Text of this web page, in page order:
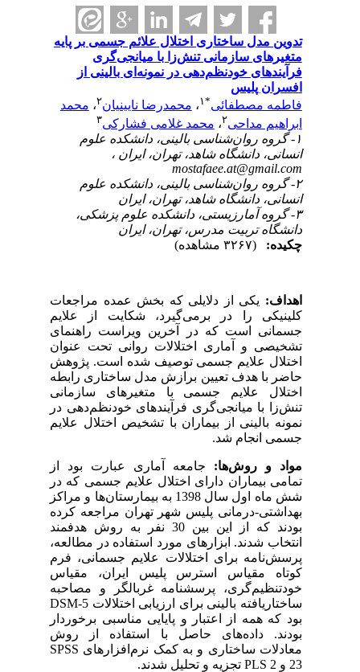
تدوین مدل ساختاری اختلال علائم جسمی بر پایه
متغیرهای سازمانی تنش‌زا با میانجی‌گری
فرآیندهای خودنظم‌دهی در نمونه‌ای بالینی از
افسران پلیس
فاطمه مصطفائی
۱،محمدرضا نایینیان ۲،محمد
ابراهیم مداحی ،محمد غلامی فشارکی
۱- گروه روان‌شناسی بالینی، دانشکده علوم
انسانی، دانشگاه شاهد، تهران، ایران ،
mostafaee.at@gmail.com
۲- گروه روان‌شناسی بالینی، دانشکده علوم
انسانی، دانشگاه شاهد، تهران، ایران
۳- گروه آمارزیستی، دانشکده علوم پزشکی،
دانشگاه تربیت مدرس، تهران، ایران
چکیده:
اهداف:یکی از دلایلی که بخش عمده مراجعات
کلینیکی را در برمی‌گیرد، شکایت از علایم
جسمانی است که در آخرین ویراست راهنمای
تشخیصی و آماری اختلالات روانی تحت عنوان
اختلال علایم جسمی توصیف شده است. پژوهش
حاضر با هدف تعیین برازش مدل ساختاری رابطه
اختلال علایم جسمی با متغیرهای سازمانی
تنش‌زا با میانجی‌گری فرآیندهای خودنظم‌دهی در
نمونه بالینی از بیماران با تشخیص اختلال علایم
جسمی انجام شد.
مواد و روش‌ها:جامعه آماری عبارت بود از
تمامی بیماران دارای اختلال علایم جسمی که در
شش ماه اول سال 1398 به بیمارستان‌ها و مراکز
بهداشتی-درمانی پلیس شهر تهران مراجعه کرده
بودند که از این بین 30 نفر به روش هدفمند
انتخاب شدند. ابزارهای مورد استفاده در مطالعه،
پرسش‌نامه برای اختلالات علایم جسمانی، فرم
کوتاه مقیاس استرس پلیس ایران، مقیاس
خودتنظیم‌گری، پرسشنامه غربالگر و مصاحبه
ساختاریافته بالینی برای ارزیابی اختلالاتDSM-5
بود که همه از اعتبار و پایایی مناسبی برخوردار
بودند. داده‌های حاصل با استفاده از روش
معادلات ساختاری و به کمک نرم‌افزارهایSPSS
23وPLS 2تجزیه و تحلیل شدند.